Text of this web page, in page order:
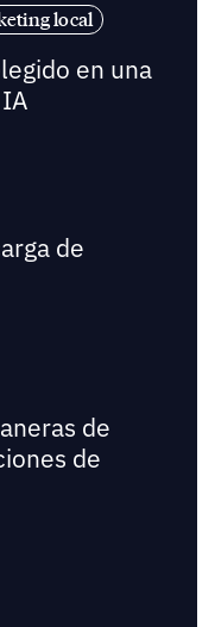
local
en una
de
de
de